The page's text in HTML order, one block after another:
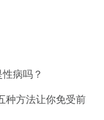
病吗？
种方法让你免受前